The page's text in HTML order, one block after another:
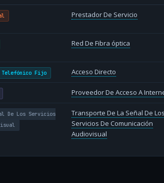
Prestador De Servicio
Red De Fibra óptica
Telefónico Fijo Acceso Directo
Proveedor De Acceso A
De Los Servicios
Transporte De La Señal De Los
Servicios De Comunicación
Audiovisual